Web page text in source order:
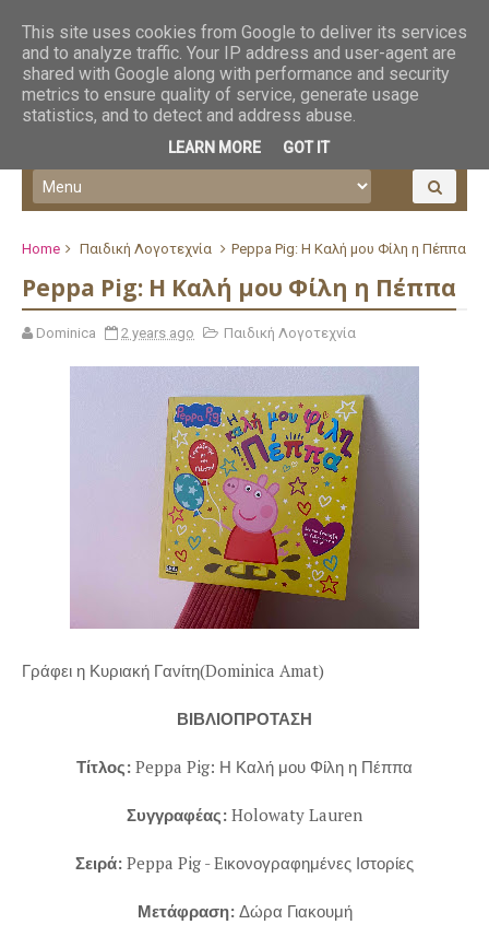
Home Παιδική Λογοτεχνία Peppa Pig: Η Καλή μου Φίλη η Πέππα
Peppa Pig: Η Καλή μου Φίλη η Πέππα
Dominica 2 years ago Παιδική Λογοτεχνία
Γράφει η Κυριακή Γανίτη(Dominica Amat)
ΒΙΒΛΙΟΠΡΟΤΑΣΗ
Τίτλος: Peppa Pig: Η Καλή μου Φίλη η Πέππα
Συγγραφέας: Holowaty Lauren
Σειρά: Peppa Pig - Eικονογραφημένες Ιστορίες
Μετάφραση: Δώρα Γιακουμή
This site uses cookies from Google to deliver its services
and to analyze traffic. Your IP address and user-agent are
shared with Google along with performance and security
metrics to ensure quality of service, generate usage
statistics, and to detect and address abuse.
LEARN MORE GOT IT